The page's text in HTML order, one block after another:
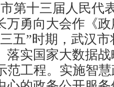
十三届人民代
万勇向大会作《
五”时期，武汉
落实国家大数据
范工程。实施智